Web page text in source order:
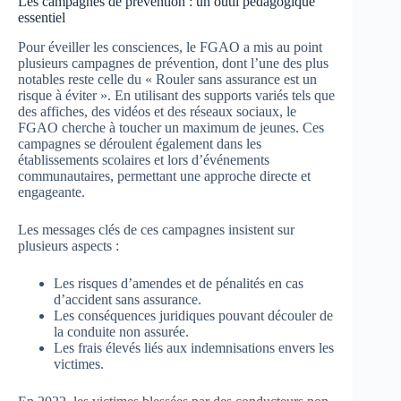
essentiel
Pour éveiller les consciences, le FGAO a mis au point
plusieurs campagnes de prévention, dont l’une des plus
notables reste celle du « Rouler sans assurance est un
risque à éviter ». En utilisant des supports variés tels que
des affiches, des vidéos et des réseaux sociaux, le
FGAO cherche à toucher un maximum de jeunes. Ces
campagnes se déroulent également dans les
établissements scolaires et lors d’événements
communautaires, permettant une approche directe et
engageante.
Les messages clés de ces campagnes insistent sur
plusieurs aspects :
Les risques d’amendes et de pénalités en cas
d’accident sans assurance.
Les conséquences juridiques pouvant découler de
la conduite non assurée.
Les frais élevés liés aux indemnisations envers les
victimes.